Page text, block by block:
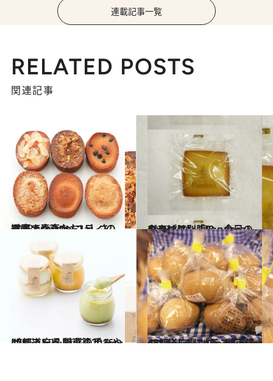
連載記事一覧
RELATED POSTS
関連記事
2015.5.12
緻密で素直なおいしさ 三鷹・co‐ttie(コティ)のフィナンシェ
グルメ 2013.8.26
やっぱり別腹!? 今日のおやつは…「Pandora」のフリアン
グルメ
2016.11.25
47都道府県 魅惑の手みやげリスト ～関東篇2016～
グルメ 2017.1.21
47都道府県 地元スーパーのおいしいもの～関東篇～
グルメ